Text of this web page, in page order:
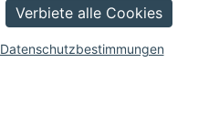
Verbiete alle Cookies
Datenschutzbestimmungen